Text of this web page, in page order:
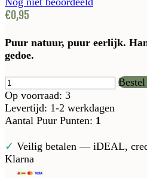
€0,95
Puur natuur, puur eerlijk.
gedoe.
Op voorraad: 3
Levertijd: 1-2 werkdagen
Aantal Puur Punten: 1
✓ Veilig betalen — iDEAL,
Klarna